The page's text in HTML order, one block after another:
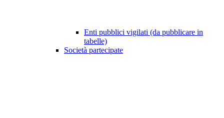
Enti pubblici vigilati (da pubblicare in
tabelle)
Società partecipate